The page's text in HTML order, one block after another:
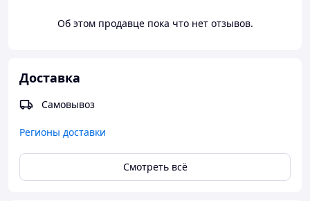
Об этом продавце пока что нет отзывов.
Доставка
Самовывоз
Регионы доставки
Смотреть всё